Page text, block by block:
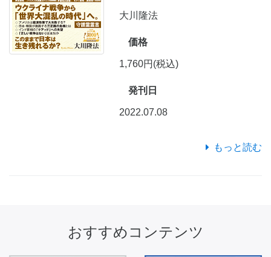
大川隆法
価格
1,760円(税込)
発刊日
2022.07.08
もっと読む
おすすめコンテンツ